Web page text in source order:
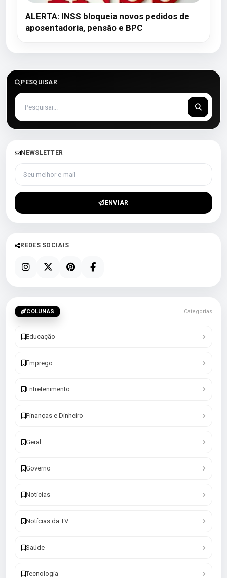
ALERTA: INSS bloqueia novos pedidos de
aposentadoria, pensão e BPC
PESQUISAR
NEWSLETTER
Seu melhor e-mail
ENVIAR
REDES SOCIAIS
COLUNAS Categorias
Educação
Emprego
Entretenimento
Finanças e Dinheiro
Geral
Governo
Notícias
Notícias da TV
Saúde
Tecnologia